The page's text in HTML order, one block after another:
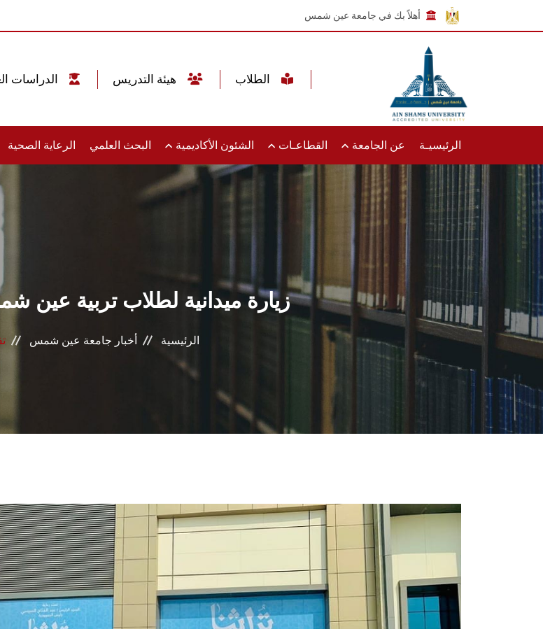
أهلاً بك في جامعة عين شمس
الرئيسيـة عن الجامعة القطاعـات الشئون الأكاديمية البحث العلمي الرعاية الصحية
زيارة ميدانية لطلاب تربية عين
الرئيسية أخبار جامعة عين شمس